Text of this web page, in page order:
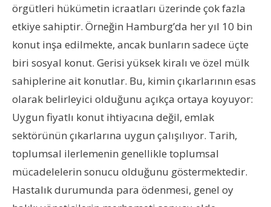
örgütleri hükümetin icraatları üzerinde çok fazla
etkiye sahiptir. Örneğin Hamburg’da her yıl 10 bin
konut inşa edilmekte, ancak bunların sadece üçte
biri sosyal konut. Gerisi yüksek kiralı ve özel mülk
sahiplerine ait konutlar. Bu, kimin çıkarlarının esas
olarak belirleyici olduğunu açıkça ortaya koyuyor:
Uygun fiyatlı konut ihtiyacına değil, emlak
sektörünün çıkarlarına uygun çalışılıyor. Tarih,
toplumsal ilerlemenin genellikle toplumsal
mücadelelerin sonucu olduğunu göstermektedir.
Hastalık durumunda para ödenmesi, genel oy